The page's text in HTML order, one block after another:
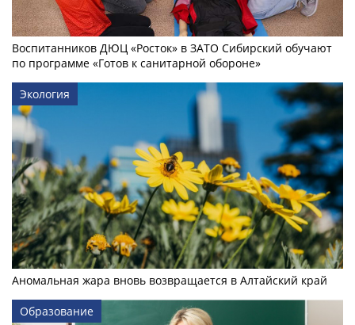
Воспитанников ДЮЦ «Росток» в ЗАТО Сибирский обучают
по программе «Готов к санитарной обороне»
Экология
Аномальная жара вновь возвращается в Алтайский край
Образование